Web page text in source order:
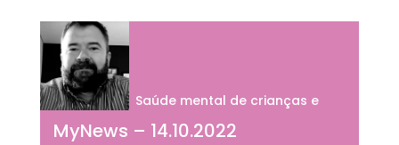
MyNews – 14.10.2022
Saúde mental de crianças e